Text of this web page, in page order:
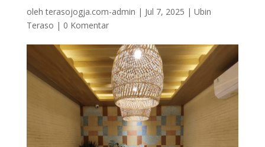
olehterasojogja.com-admin | Jul 7, 2025 | Ubin
Teraso | 0 Komentar